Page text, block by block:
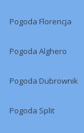
Pogoda Florencja
Pogoda Alghero
Pogoda Dubrownik
Pogoda Split